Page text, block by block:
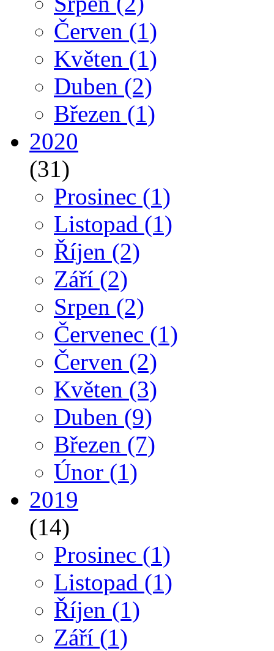
Červen (1)
Květen (1)
Duben (2)
Březen (1)
2020
(31)
Prosinec (1)
Listopad (1)
Říjen (2)
Září (2)
Srpen (2)
Červenec (1)
Červen (2)
Květen (3)
Duben (9)
Březen (7)
Únor (1)
2019
(14)
Prosinec (1)
Listopad (1)
Říjen (1)
Září (1)